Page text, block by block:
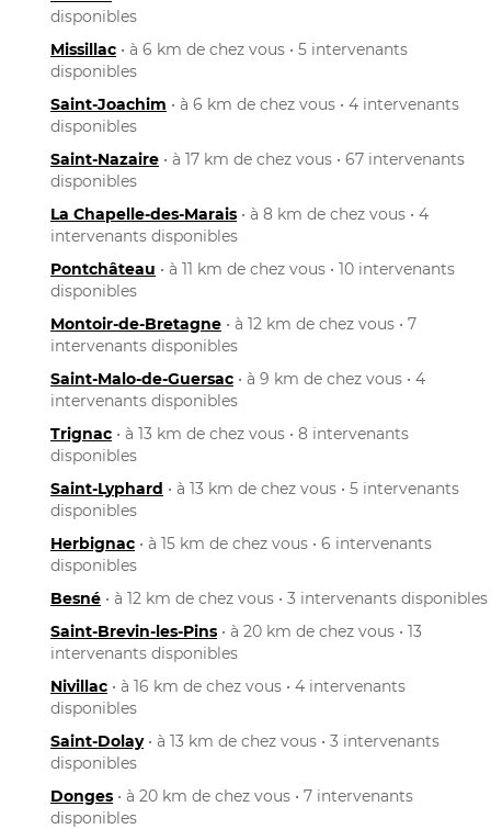
disponibles
Missillac • à 6 km de chez vous • 5 intervenants
disponibles
Saint-Joachim • à 6 km de chez vous • 4 intervenants
disponibles
Saint-Nazaire • à 17 km de chez vous • 67 intervenants
disponibles
La Chapelle-des-Marais • à 8 km de chez vous • 4
intervenants disponibles
Pontchâteau • à 11 km de chez vous • 10 intervenants
disponibles
Montoir-de-Bretagne • à 12 km de chez vous • 7
intervenants disponibles
Saint-Malo-de-Guersac • à 9 km de chez vous • 4
intervenants disponibles
Trignac • à 13 km de chez vous • 8 intervenants
disponibles
Saint-Lyphard • à 13 km de chez vous • 5 intervenants
disponibles
Herbignac • à 15 km de chez vous • 6 intervenants
disponibles
Besné • à 12 km de chez vous • 3 intervenants disponibles
Saint-Brevin-les-Pins • à 20 km de chez vous • 13
intervenants disponibles
Nivillac • à 16 km de chez vous • 4 intervenants
disponibles
Saint-Dolay• à 13 km de chez vous • 3 intervenants
disponibles
Donges • à 20 km de chez vous • 7 intervenants
disponibles